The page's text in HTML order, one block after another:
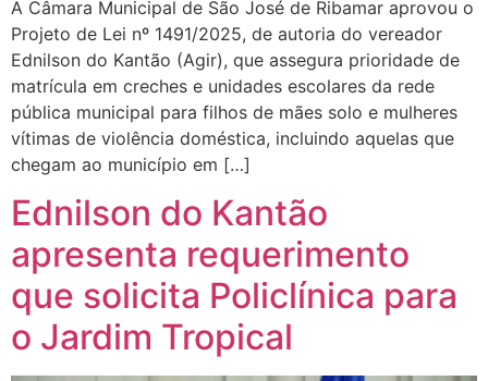
A Câmara Municipal de São José de Ribamar aprovou o
Projeto de Lei nº 1491/2025, de autoria do vereador
Ednilson do Kantão (Agir), que assegura prioridade de
matrícula em creches e unidades escolares da rede
pública municipal para filhos de mães solo e mulheres
vítimas de violência doméstica, incluindo aquelas que
chegam ao município em […]
Ednilson do Kantão
apresenta requerimento
que solicita Policlínica para
o Jardim Tropical